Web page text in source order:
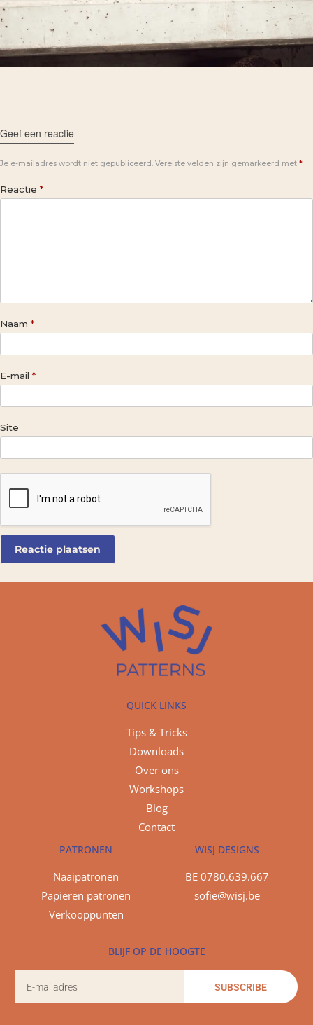
Geef een reactie
Je e-mailadres wordt niet gepubliceerd. Vereiste velden zijn gemarkeerd met *
Reactie *
Naam *
E-mail *
Site
QUICK LINKS
Tips & Tricks
Downloads
Over ons
Workshops
Blog
Contact
PATRONEN
Naaipatronen
Papieren patronen
Verkooppunten
WISJ DESIGNS
BE 0780.639.667
sofie@wisj.be
BLIJF OP DE HOOGTE
SUBSCRIBE